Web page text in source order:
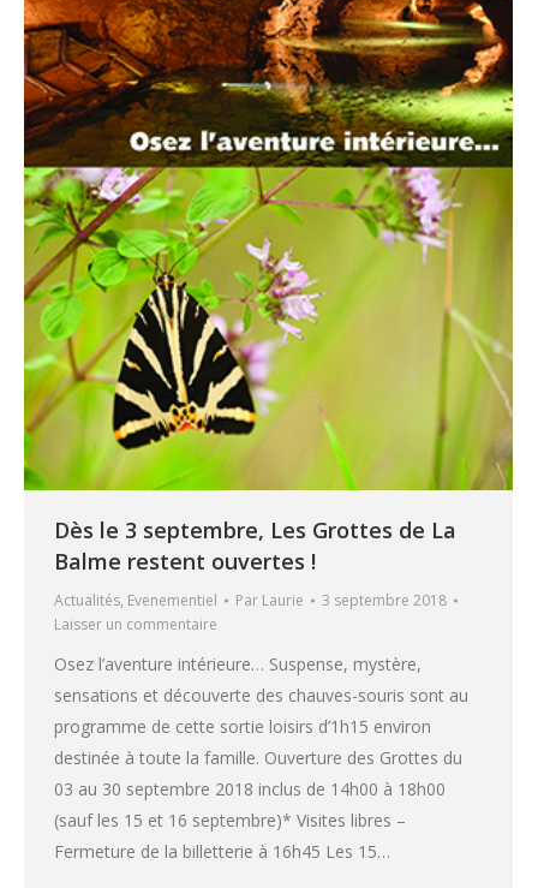
Dès le 3 septembre, Les Grottes de La
Balme restent ouvertes !
Actualités, Evenementiel Par Laurie
3 septembre 2018
Laisser un commentaire
Osez l’aventure intérieure… Suspense, mystère,
sensations et découverte des chauves-souris sont au
programme de cette sortie loisirs d’1h15 environ
destinée à toute la famille. Ouverture des Grottes du
03 au 30 septembre 2018 inclus de 14h00 à 18h00
(sauf les 15 et 16 septembre)* Visites libres –
Fermeture de la billetterie à 16h45 Les 15…